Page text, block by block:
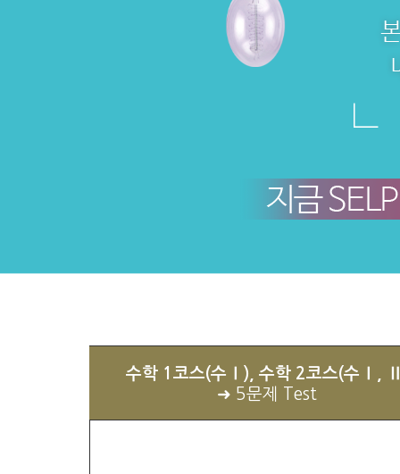
수학 1코스(수Ⅰ), 수학 2코스(수Ⅰ,
➜ 5문제 Test